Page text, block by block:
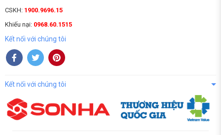
CSKH: 1900.9696.15
Khiếu nại: 0968.60.1515
Kết nối với chúng tôi
Kết nối với chúng tôi